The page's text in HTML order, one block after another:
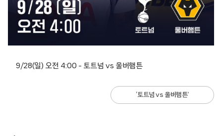
9/28(일) 오전 4:00 – 토트넘 vs 울버햄튼
‘토트넘 vs 울버햄튼’